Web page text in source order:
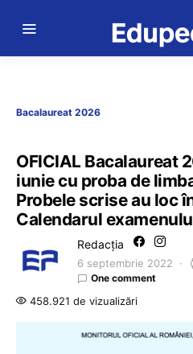
Bacalaureat 2026
OFICIAL Bacalaureat
iunie cu proba de
Probele scrise au loc
Calendarul
Redacția
6 septembrie 2022
One comment
458.921 de vizualizări